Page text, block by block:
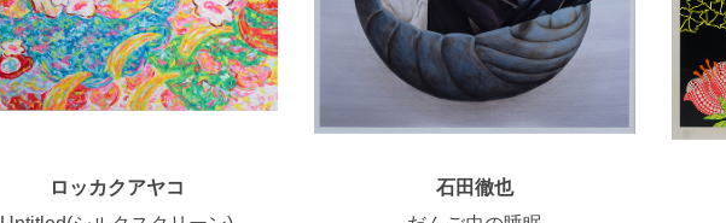
ロッカクアヤコ
石田徹也